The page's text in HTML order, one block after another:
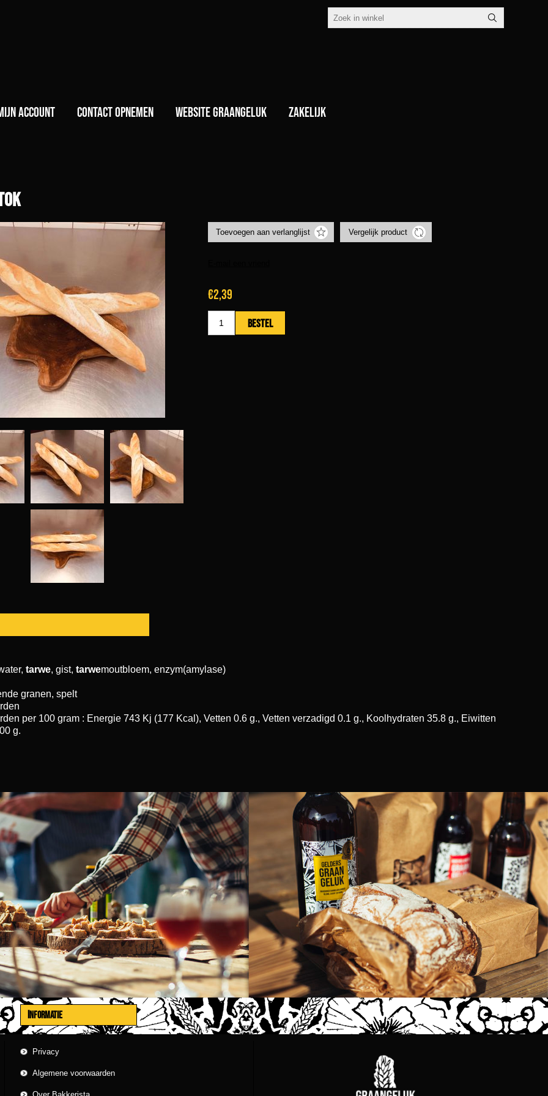
account Contact opnemen Website GraanGeluk Zakelijk
€2,39
tarwe, gist, tarwemoutbloem, enzym(amylase)
granen, spelt
per 100 gram : Energie 743 Kj (177 Kcal), Vetten 0.6 g., Vetten verzadigd 0.1 g., Koolhydraten 35.8 g., Eiwitten
g.
INFORMATIE
Privacy
Algemene voorwaarden